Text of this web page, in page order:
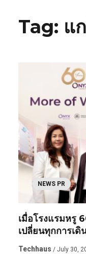
Tag: แ
NEWS PR
เมื่อโรงแรมหรู
เปลี่ยนทุกการเดิ
Techhaus / July 30,